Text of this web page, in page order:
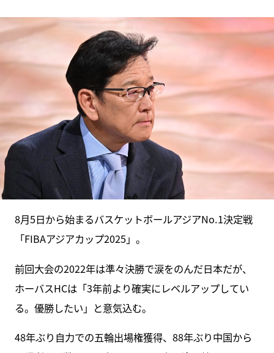
8月5日から始まるバスケットボールアジアNo.1決定戦
「FIBAアジアカップ2025」。
前回大会の2022年は準々決勝で涙をのんだ日本だが、
ホーバスHCは「3年前より確実にレベルアップしてい
る。優勝したい」と意気込む。
48年ぶり自力での五輪出場権獲得、88年ぶり中国から